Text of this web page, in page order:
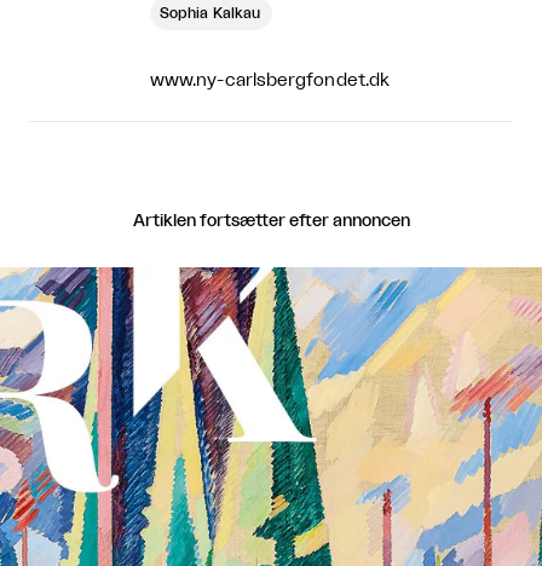
Sophia Kalkau
www.ny-carlsbergfondet.dk
Artiklen fortsætter efter annoncen